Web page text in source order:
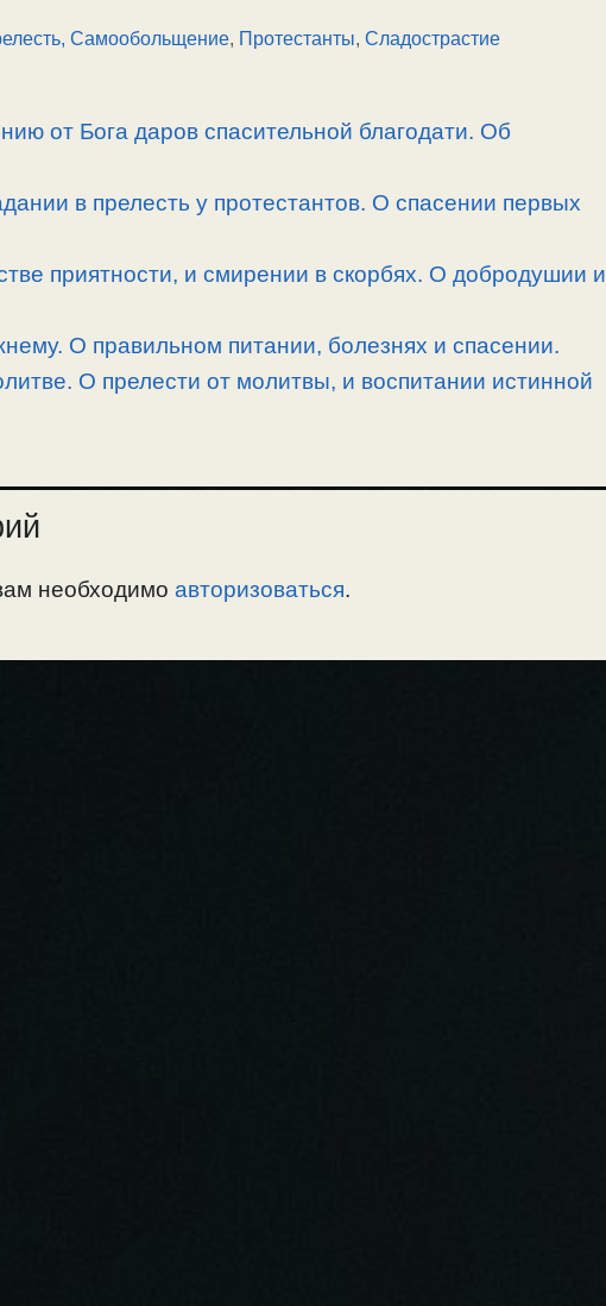
Самообольщение, Протестанты, Сладострастие
от Бога даров спасительной благодати. Об
в прелесть у протестантов. О спасении первых
приятности, и смирении в скорбях. О добродушии и
О правильном питании, болезнях и спасении.
О прелести от молитвы, и воспитании истинной
необходимо авторизоваться.